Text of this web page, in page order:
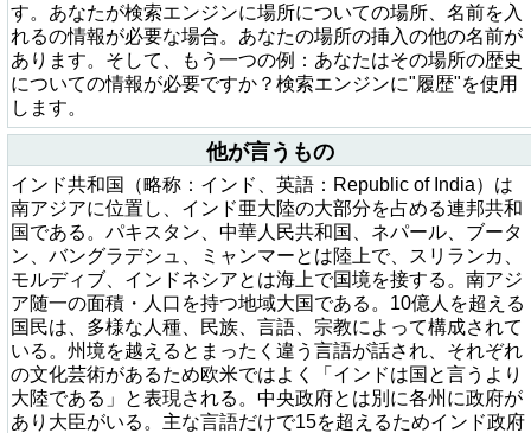
す。あなたが検索エンジンに場所についての場所、名前を入
れるの情報が必要な場合。あなたの場所の挿入の他の名前が
あります。そして、もう一つの例：あなたはその場所の歴史
についての情報が必要ですか？検索エンジンに"履歴"を使用
します。
他が言うもの
インド共和国（略称：インド、英語：Republic of India）は
南アジアに位置し、インド亜大陸の大部分を占める連邦共和
国である。パキスタン、中華人民共和国、ネパール、ブータ
ン、バングラデシュ、ミャンマーとは陸上で、スリランカ、
モルディブ、インドネシアとは海上で国境を接する。南アジ
ア随一の面積・人口を持つ地域大国である。10億人を超える
国民は、多様な人種、民族、言語、宗教によって構成されて
いる。州境を越えるとまったく違う言語が話され、それぞれ
の文化芸術があるため欧米ではよく「インドは国と言うより
大陸である」と表現される。中央政府とは別に各州に政府が
あり大臣がいる。主な言語だけで15を超えるためインド政府